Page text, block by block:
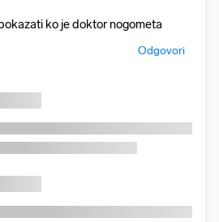
ko je doktor nogometa
Odgovori